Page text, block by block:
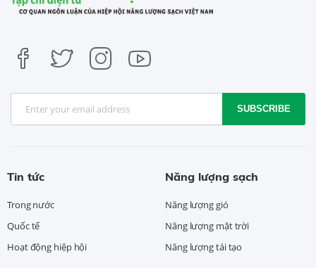
SUBSCRIBE
Tin tức
Trong nước
Quốc tế
Hoạt động hiệp hội
Năng lượng sạch
Năng lượng gió
Năng lượng mặt trời
Năng lượng tái tạo